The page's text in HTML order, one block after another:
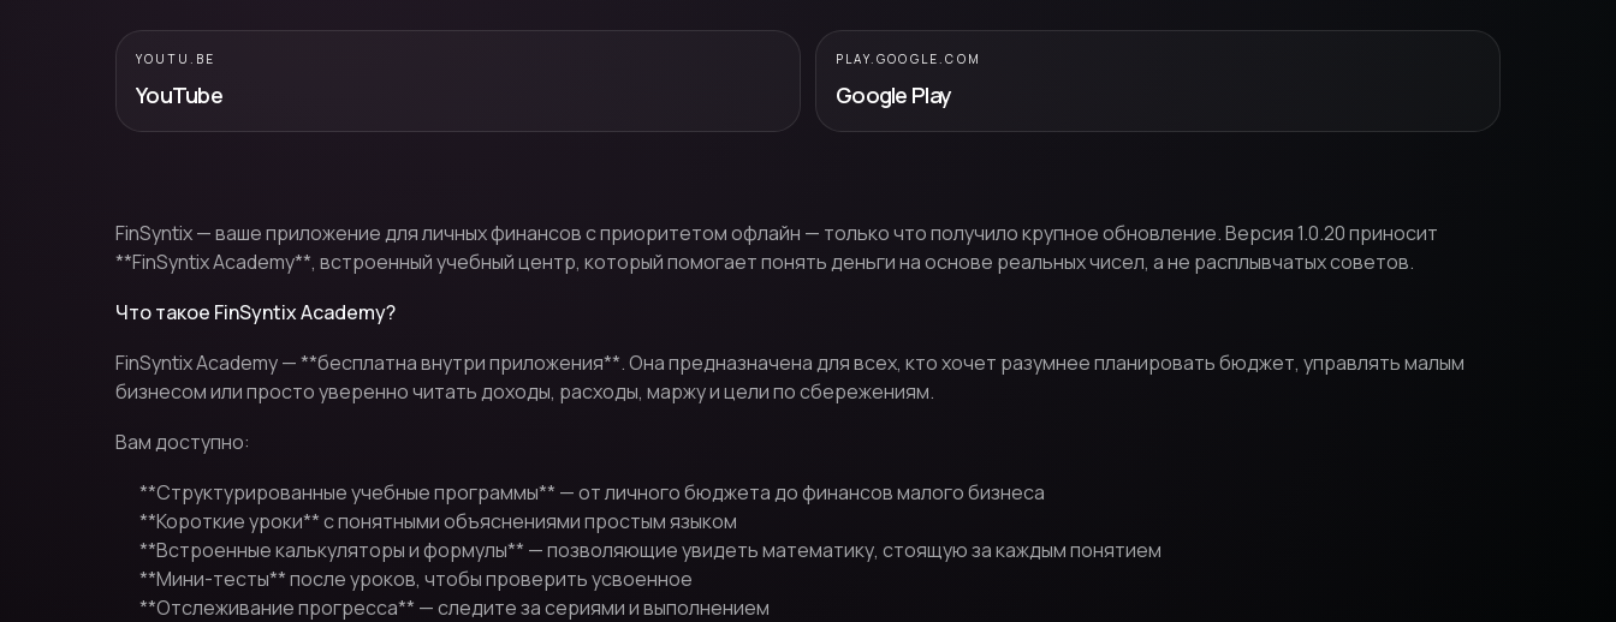
YOUTU.BE
YouTube
PLAY.GOOGLE.COM
Google Play
FinSyntix — ваше приложение для личных финансов с приоритетом офлайн — только что получило крупное обновление. Версия 1.0.20 приносит
**FinSyntix Academy**, встроенный учебный центр, который помогает понять деньги на основе реальных чисел, а не расплывчатых советов.
Что такое FinSyntix Academy?
FinSyntix Academy — **бесплатна внутри приложения**. Она предназначена для всех, кто хочет разумнее планировать бюджет, управлять малым
бизнесом или просто уверенно читать доходы, расходы, маржу и цели по сбережениям.
Вам доступно:
**Структурированные учебные программы** — от личного бюджета до финансов малого бизнеса
**Короткие уроки** с понятными объяснениями простым языком
**Встроенные калькуляторы и формулы** — позволяющие увидеть математику, стоящую за каждым понятием
**Мини-тесты** после уроков, чтобы проверить усвоенное
**Отслеживание прогресса** — следите за сериями и выполнением